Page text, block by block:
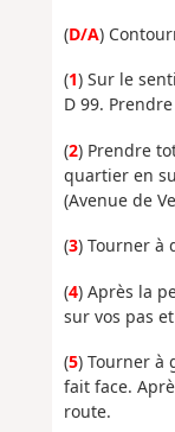
(D/A)
(1) Sur le
D 99.
(2) Prendre
quartier en
(Avenue de
(3) Tourner à
(4) Après la
sur vos pas
(5) Tourner à
fait face.
route.